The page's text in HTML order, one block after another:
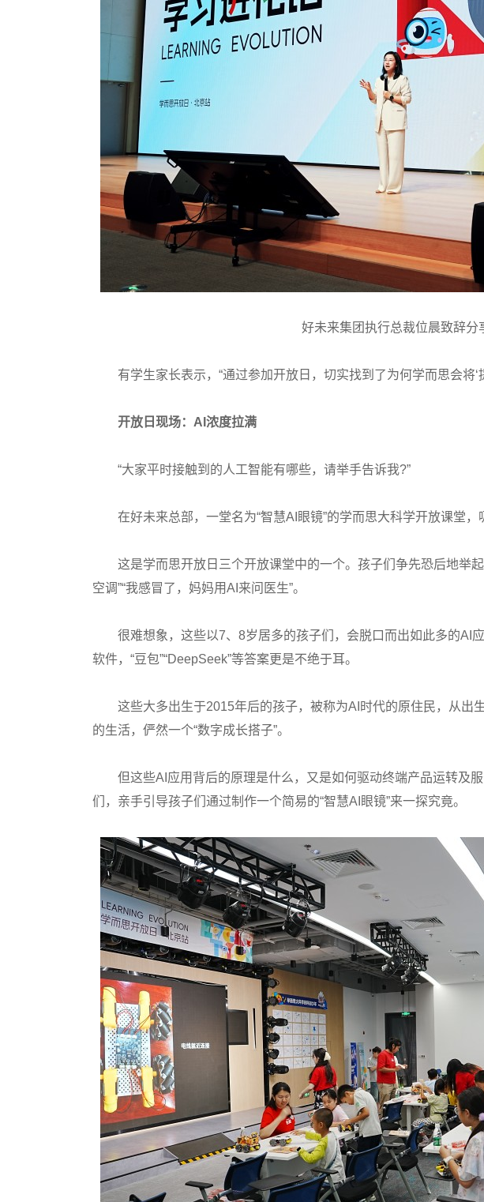
好未来集团执行总裁位晨致辞分
有学生家长表示，“通过参加开放日，切实找到了为何学而思会将‘
开放日现场：AI浓度拉满
“大家平时接触到的人工智能有哪些，请举手告诉我?”
在好未来总部，一堂名为“智慧AI眼镜”的学而思大科学开放课堂，
这是学而思开放日三个开放课堂中的一个。孩子们争先恐后地举起
空调”“我感冒了，妈妈用AI来问医生”。
很难想象，这些以7、8岁居多的孩子们，会脱口而出如此多的AI应
软件，“豆包”“DeepSeek”等答案更是不绝于耳。
这些大多出生于2015年后的孩子，被称为AI时代的原住民，从出生
的生活，俨然一个“数字成长搭子”。
但这些AI应用背后的原理是什么，又是如何驱动终端产品运转及服
们，亲手引导孩子们通过制作一个简易的“智慧AI眼镜”来一探究竟。